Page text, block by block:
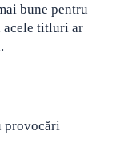
bune pentru
acele titluri ar
provocări